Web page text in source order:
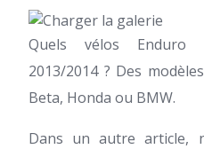
Quels vélos Enduro
2013/2014 ? Des
Beta, Honda ou BMW.
Dans un autre article,